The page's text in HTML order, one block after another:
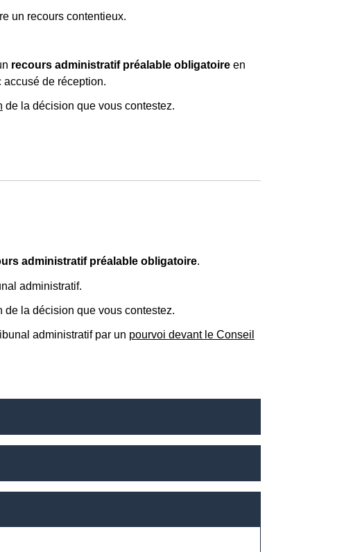
un recours contentieux.
recours administratif préalable obligatoireen
de réception.
de la décision que vous contestez.
administratif préalable obligatoire.
administratif.
la décision que vous contestez.
administratif par un pourvoi devant le Conseil